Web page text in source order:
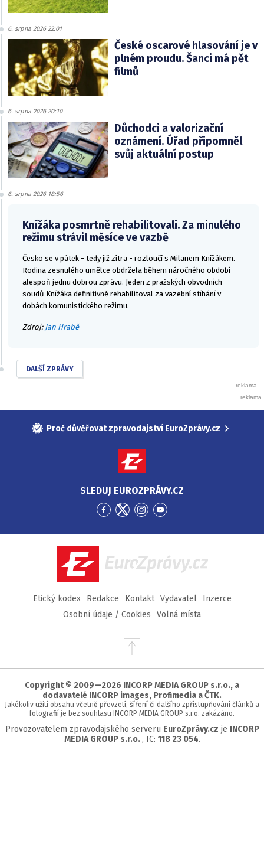
6. srpna 2026 22:01
České oscarové hlasování je v
plném proudu. Šanci má pět
filmů
6. srpna 2026 20:10
Důchodci a valorizační
oznámení. Úřad připomněl
svůj aktuální postup
6. srpna 2026 18:56
Knížáka posmrtně rehabilitovali. Za minulého
režimu strávil měsíce ve vazbě
Česko se v pátek - tedy již zítra - rozloučí s Milanem Knížákem.
Rodina zesnulého umělce obdržela během náročného období
alespoň jednu dobrou zprávu. Jeden z pražských obvodních
soudů Knížáka definitivně rehabilitoval za vazební stíhání v
dobách komunistického režimu.
Zdroj: Jan Hrabě
DALŠÍ ZPRÁVY
Proč důvěřovat zpravodajství EuroZprávy.cz
SLEDUJ EUROZPRÁVY.CZ
Přejít
Facebook
Přejít
Twitter
Přejít
Instagram
Přejít
YouTube
EuroZprávy.cz
Etický kodex Redakce Kontakt Vydavatel
Inzerce
Osobní údaje / Cookies
Volná místa
Přejít
stránky
Copyright © 2009—2026 INCORP MEDIA GROUP s.r.o., a
dodavatelé INCORP images, Profimedia a ČTK.
Jakékoliv užití obsahu včetně převzetí, šíření či dalšího zpřístupňování článků a
fotografií je bez souhlasu INCORP MEDIA GROUP s.r.o. zakázáno.
Provozovatelem zpravodajského serveru EuroZprávy.cz je INCORP
MEDIA GROUP s.r.o. , IC: 118 23 054.